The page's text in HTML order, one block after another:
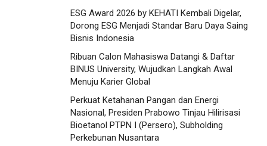
ESG Award 2026 by KEHATI Kembali Digelar,
Dorong ESG Menjadi Standar Baru Daya Saing
Bisnis Indonesia
Ribuan Calon Mahasiswa Datangi & Daftar
BINUS University, Wujudkan Langkah Awal
Menuju Karier Global
Perkuat Ketahanan Pangan dan Energi
Nasional, Presiden Prabowo Tinjau Hilirisasi
Bioetanol PTPN I (Persero), Subholding
Perkebunan Nusantara